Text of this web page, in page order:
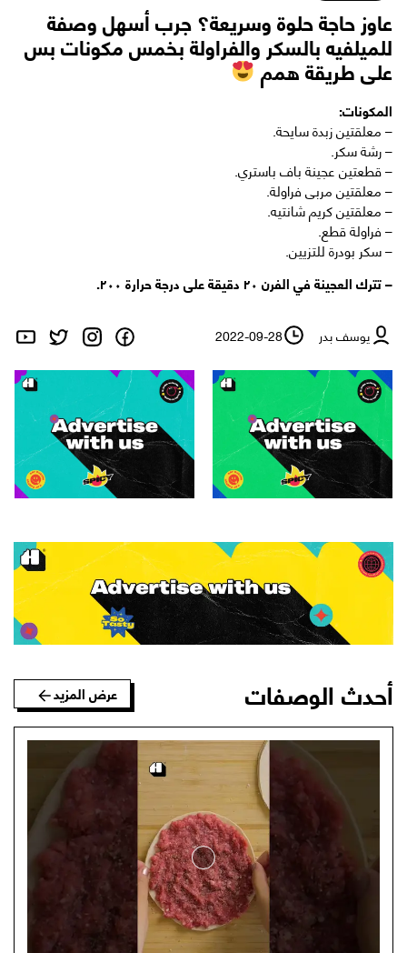
عاوز حاجة حلوة وسريعة؟ جرب أسهل وصفة
للميلفيه بالسكر والفراولة بخمس مكونات بس
على طريقة همم
المكونات:
– معلقتين زبدة سايحة.
– رشة سكر.
– قطعتين عجينة باف باستري.
– معلقتين مربى فراولة.
– معلقتين كريم شانتيه.
– فراولة قطع.
– سكر بودرة للتزيين.
– تترك العجينة في الفرن ٢٠ دقيقة على درجة حرارة ٢٠٠.
يوسف بدر 2022-09-28
أحدث الوصفات عرض المزيد